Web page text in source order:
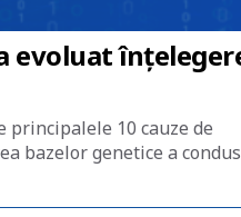
evoluat
principalele 10 cauze de
bazelor genetice a